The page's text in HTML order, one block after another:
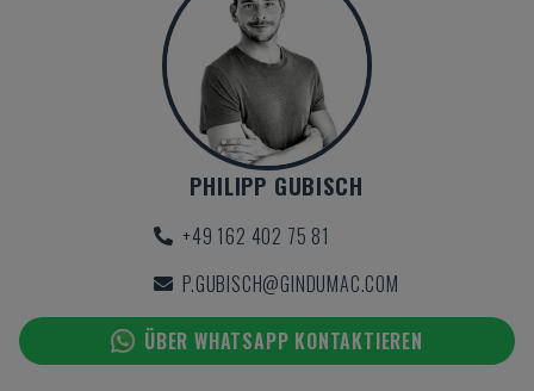
PHILIPP GUBISCH
+49 162 402 75 81
P.GUBISCH@GINDUMAC.COM
ÜBER WHATSAPP KONTAKTIEREN